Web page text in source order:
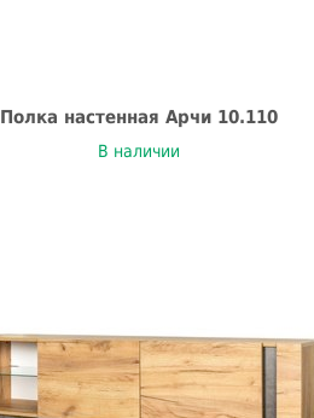
Полка настенная Арчи 10.110
В наличии